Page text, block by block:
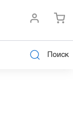
Поиск